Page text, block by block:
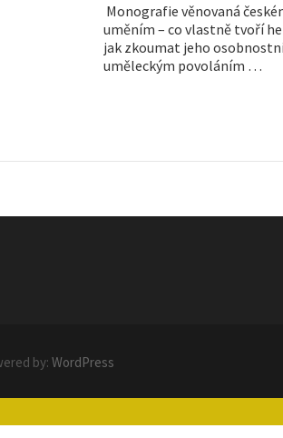
Monografie věnovaná
uměním – co vlastně tvoří
jak zkoumat jeho
uměleckým povoláním …
by: WordPress